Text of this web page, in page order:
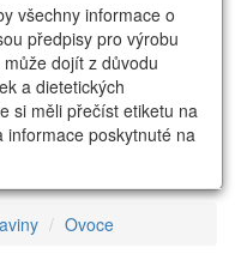
všechny informace o
předpisy pro výrobu
dojít z důvodu
a dietetických
si měli přečíst etiketu na
poskytnuté na
Ovoce